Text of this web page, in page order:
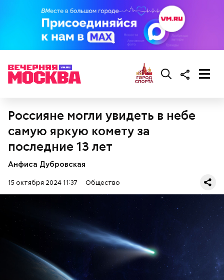
Россияне могли увидеть в небе
самую яркую комету за
последние 13 лет
Анфиса Дубровская
15 октября 2024 11:37 Общество
Ингредиенты:
кабачок;
брынза;
помидоры черри либо грунтовые.
беременным, кормящим женщинам;
пожилым;
детям.
предостерегла Соломатина.